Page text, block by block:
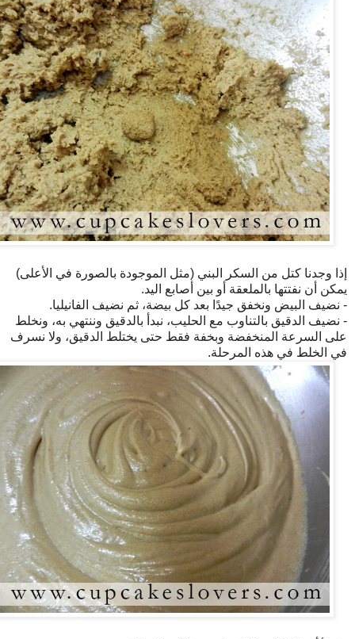
إذا وجدنا كتل من السكر البني (مثل الموجودة بالصورة في الأعلى)
يمكن أن نفتتها بالملعقة أو بين أصابع اليد.
- نضيف البيض ونخفق جيدًا بعد كل بيضة، ثم نضيف الفانيليا.
- نضيف الدقيق بالتناوب مع الحليب، نبدأ بالدقيق وننتهي به، ونخلط
على السرعة المنخفضة وبخفة فقط حتى يختلط الدقيق، ولا نسرف
في الخلط في هذه المرحلة.